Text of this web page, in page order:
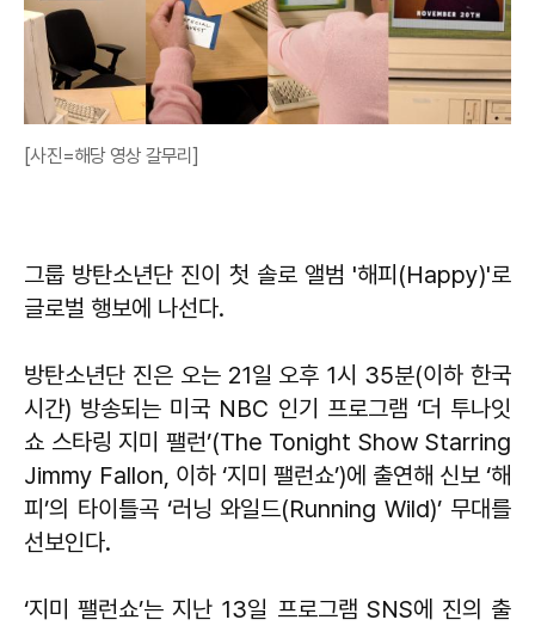
[사진=해당 영상 갈무리]
그룹 방탄소년단 진이 첫 솔로 앨범 '해피(Happy)'로
글로벌 행보에 나선다.
방탄소년단 진은 오는 21일 오후 1시 35분(이하 한국
시간) 방송되는 미국 NBC 인기 프로그램 ‘더 투나잇
쇼 스타링 지미 팰런’(The Tonight Show Starring
Jimmy Fallon, 이하 ‘지미 팰런쇼’)에 출연해 신보 ‘해
피’의 타이틀곡 ‘러닝 와일드(Running Wild)’ 무대를
선보인다.
‘지미 팰런쇼’는 지난 13일 프로그램 SNS에 진의 출